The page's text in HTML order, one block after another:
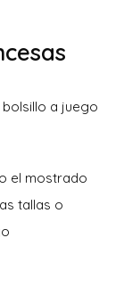
a juego
el mostrado
tallas o